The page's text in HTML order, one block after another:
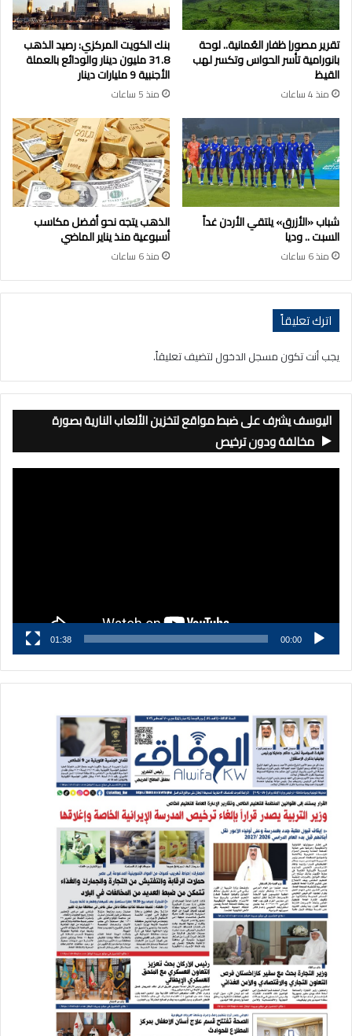
تقرير مصور| ظفار العُمانية.. لوحة
بانورامية تأسر الحواس وتكسر لهب
القيظ
منذ 4 ساعات
بنك الكويت المركزي: رصيد الذهب
31.8 مليون دينار والودائع بالعملة
الأجنبية 9 مليارات دينار
منذ 5 ساعات
شباب «الأزرق» يلتقي الأردن غداً
السبت .. وديا
منذ 6 ساعات
الذهب يتجه نحو أفضل مكاسب
أسبوعية منذ يناير الماضي
منذ 6 ساعات
اترك تعليقاً
يجب أنت تكون مسجل الدخول لتضيف تعليقاً.
اليوسف يشرف على ضبط مواقع لتخزين الألعاب النارية بصورة
مخالفة ودون ترخيص
00:00
01:38